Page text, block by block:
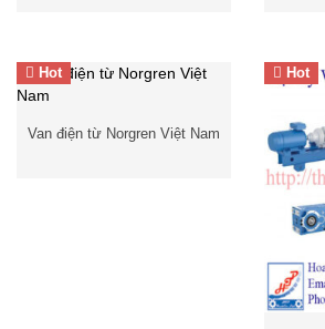
Torishima, Bơm xoắn ốc
Torishima, Bơm đúp hút,
Hot
Van điện từ Norgren Việt Nam
Hot